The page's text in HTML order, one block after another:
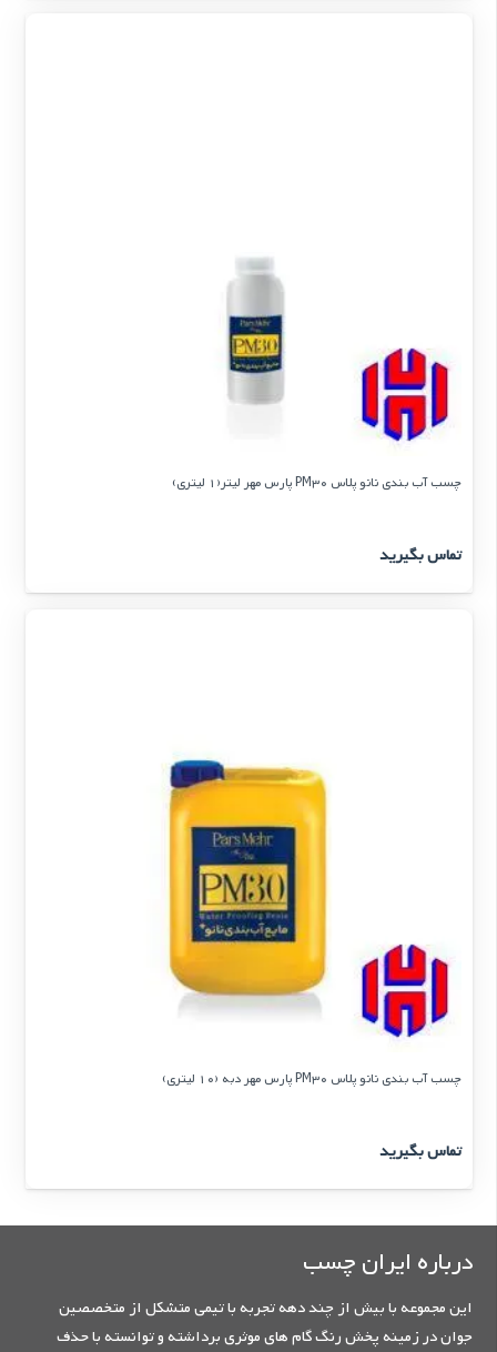
چسب آب بندی نانو پلاس PM30 پارس مهر لیتر(1 لیتری)
تماس بگیرید
چسب آب بندی نانو پلاس PM30 پارس مهر دبه (10 لیتری)
تماس بگیرید
درباره ایران چسب
این مجموعه با بیش از چند دهه تجربه با تیمی متشکل از متخصصین
جوان در زمینه پخش رنگ گام های موثری برداشته و توانسته با حذف